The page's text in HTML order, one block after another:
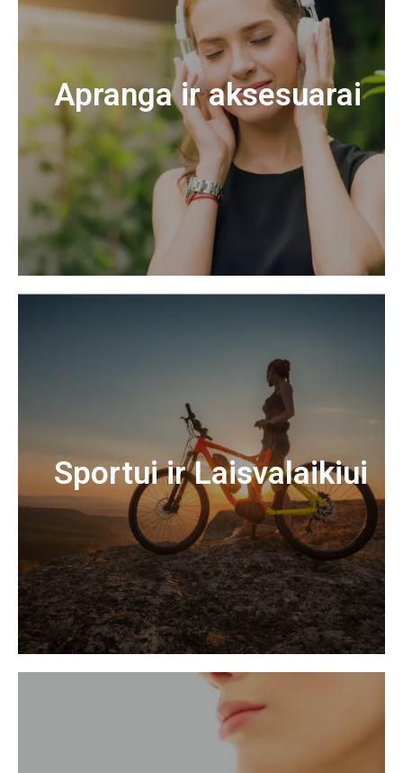
Apranga ir aksesuarai
Sportui ir Laisvalaikiui